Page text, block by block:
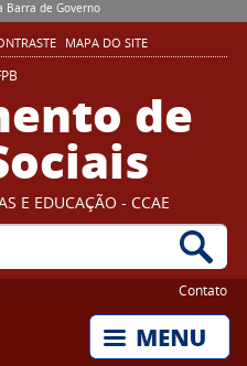
Barra de Governo
MAPA DO SITE
de
E EDUCAÇÃO - CCAE
Contato